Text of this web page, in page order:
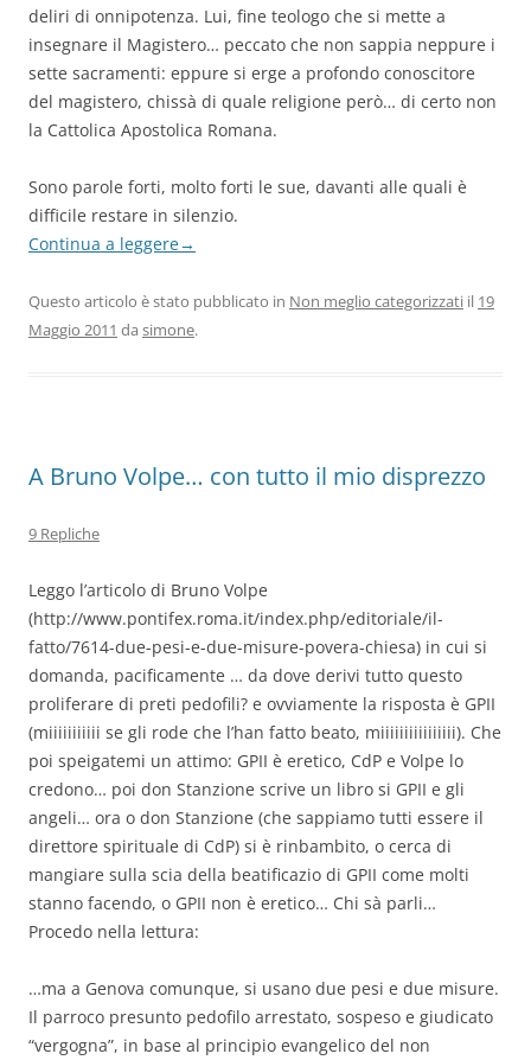
deliri di onnipotenza. Lui, fine teologo che si mette a
insegnare il Magistero… peccato che non sappia neppure i
sette sacramenti: eppure si erge a profondo conoscitore
del magistero, chissà di quale religione però… di certo non
la Cattolica Apostolica Romana.
Sono parole forti, molto forti le sue, davanti alle quali è
difficile restare in silenzio.
Continua a leggere→
Questo articolo è stato pubblicato in Non meglio categorizzati il 19
Maggio 2011 da simone.
A Bruno Volpe… con tutto il mio disprezzo
9 Repliche
Leggo l’articolo di Bruno Volpe
(http://www.pontifex.roma.it/index.php/editoriale/il-
fatto/7614-due-pesi-e-due-misure-povera-chiesa) in cui si
domanda, pacificamente … da dove derivi tutto questo
proliferare di preti pedofili? e ovviamente la risposta è GPII
(miiiiiiiiiii se gli rode che l’han fatto beato, miiiiiiiiiiiiiiii). Che
poi speigatemi un attimo: GPII è eretico, CdP e Volpe lo
credono… poi don Stanzione scrive un libro si GPII e gli
angeli… ora o don Stanzione (che sappiamo tutti essere il
direttore spirituale di CdP) si è rinbambito, o cerca di
mangiare sulla scia della beatificazio di GPII come molti
stanno facendo, o GPII non è eretico… Chi sà parli…
Procedo nella lettura:
…ma a Genova comunque, si usano due pesi e due misure.
Il parroco presunto pedofilo arrestato, sospeso e giudicato
“vergogna”, in base al principio evangelico del non